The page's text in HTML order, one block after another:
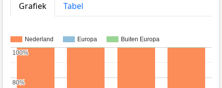
Grafiek
Tabel
Nederland Europa Buiten Europa
80%
80%
100%
100%